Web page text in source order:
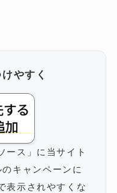
やすく
ース」に当サイト
キャンペーンに
表示されやすくな